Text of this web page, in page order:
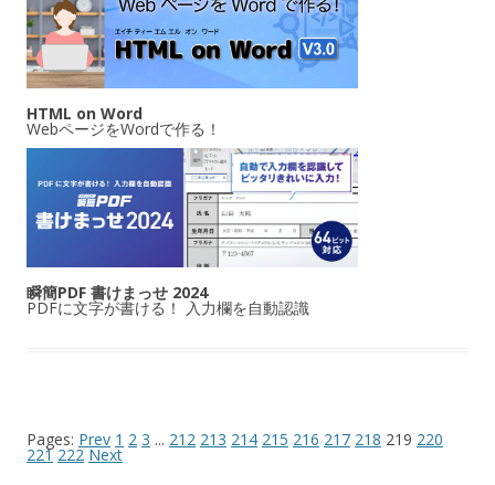
HTML on Word
WebページをWordで作る！
瞬簡PDF 書けまっせ 2024
PDFに文字が書ける！ 入力欄を自動認識
Pages: Prev 1 2 3 ... 212 213 214 215 216 217 218 219 220
221 222 Next